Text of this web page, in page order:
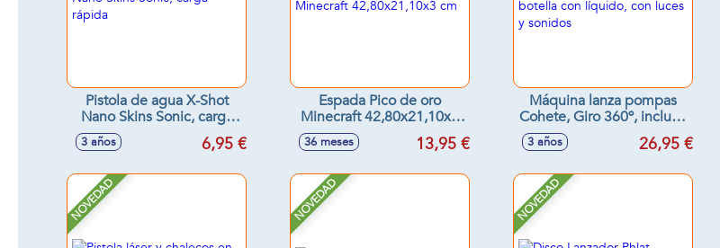
Pistola de agua X-Shot
Nano Skins Sonic, carga
3 años 6,95 €
Espada Pico de oro
Minecraft 42,80x21,10x3
36 meses 13,95 €
Máquina lanza pompas
Cohete, Giro 360º, incluye
botella con líquido, con
luces y sonidos
3 años 26,95 €
NOVEDAD NOVEDAD NOVEDAD